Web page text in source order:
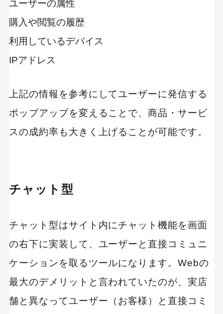
ユーザーの属性
購入や閲覧の履歴
利用しているデバイス
IPアドレス
上記の情報を参考にしてユーザーに発信する
ポップアップを変えることで、商品・サービ
スの成約率も大きく上げることが可能です。
チャット型
チャット型はサイト内にチャット機能を画面
の右下に実装して、ユーザーと直接コミュニ
ケーションを取るツールになります。Webの
最大のデメリットと言われていたのが、実店
舗と異なってユーザー（お客様）と直接コミ